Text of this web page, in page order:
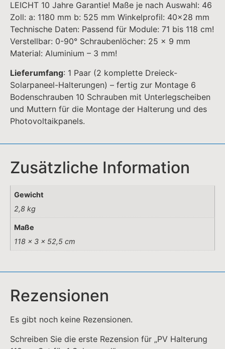
LEICHT 10 Jahre Garantie! Maße je nach Auswahl: 46
Zoll: a: 1180 mm b: 525 mm Winkelprofil: 40×28 mm
Technische Daten: Passend für Module: 71 bis 118 cm!
Verstellbar: 0-90° Schraubenlöcher: 25 x 9 mm
Material: Aluminium – 3 mm!
Lieferumfang: 1 Paar (2 komplette Dreieck-
Solarpaneel-Halterungen) – fertig zur Montage 6
Bodenschrauben 10 Schrauben mit Unterlegscheiben
und Muttern für die Montage der Halterung und des
Photovoltaikpanels.
Zusätzliche Information
Gewicht
2,8 kg
Maße
118 × 3 × 52,5 cm
Rezensionen
Es gibt noch keine Rezensionen.
Schreiben Sie die erste Rezension für „PV Halterung